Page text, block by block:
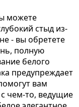
можете
стыд из-
- вы обретете
полную
белого
предупреждает
вам
чем-то, ведущие